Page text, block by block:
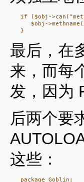
if ($obj-
$obj-
最后，在
来，而每
发，因为
后两个要
这些：
   package Goblin;